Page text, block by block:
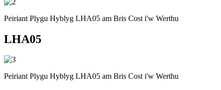
Peiriant Plygu Hyblyg LHA05 am Bris Cost i'w Werthu
LHA05
Peiriant Plygu Hyblyg LHA05 am Bris Cost i'w Werthu